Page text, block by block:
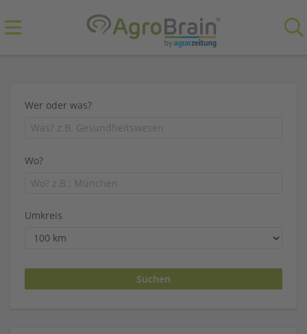
Wer oder was?
Wo?
Umkreis